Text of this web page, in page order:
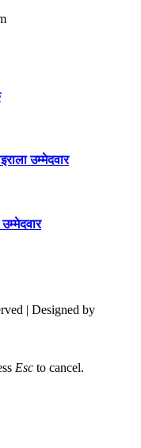
उम्मेदवार
| Designed by
Esc to cancel.